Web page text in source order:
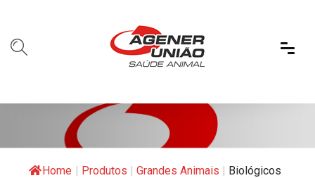
Home | Produtos | Grandes Animais | Biológicos